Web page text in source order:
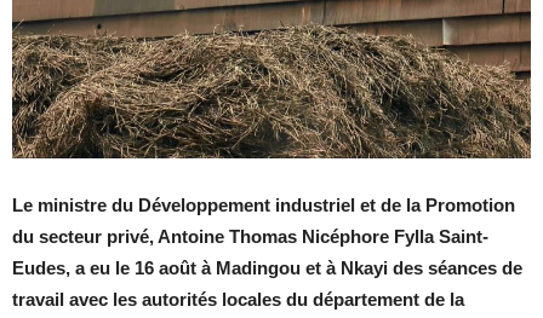
Le ministre du Développement industriel et de la Promotion
du secteur privé, Antoine Thomas Nicéphore Fylla Saint-
Eudes, a eu le 16 août à Madingou et à Nkayi des séances de
travail avec les autorités locales du département de la